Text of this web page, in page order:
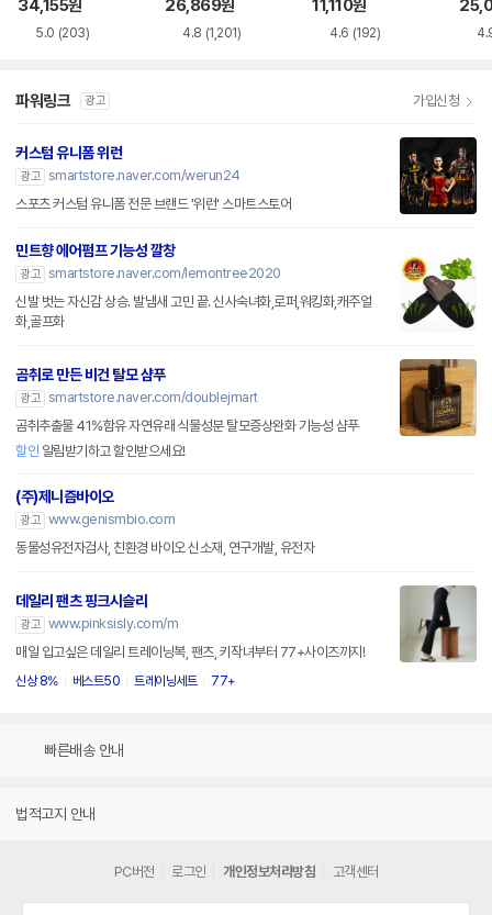
쇼츠 IF2039-010
34,155원
5.0 (203)
858-010
26,869원
4.8 (1,201)
11,110원
4.6 (192)
파워링크 광고 가입신청
커스텀 유니폼 위런
광고 smartstore.naver.com/werun24
스포츠 커스텀 유니폼 전문 브랜드 '위런' 스마트스토어
민트향 에어펌프 기능성 깔창
광고 smartstore.naver.com/lemontree2020
신발 벗는 자신감 상승. 발냄새 고민 끝. 신사숙녀화,로퍼,워킹화,캐주얼
화,골프화
곰취로 만든 비건 탈모 샴푸
광고 smartstore.naver.com/doublejmart
곰취추출물 41%함유 자연유래 식물성분 탈모증상완화 기능성 샴푸
할인 알림받기하고 할인받으세요!
(주)제니즘바이오
광고 www.genismbio.com
동물성유전자검사, 친환경 바이오 신소재, 연구개발, 유전자
데일리 팬츠 핑크시슬리
광고 www.pinksisly.com/m
매일 입고싶은 데일리 트레이닝복, 팬츠, 키작녀부터 77+사이즈까지!
신상 8% 베스트50 트레이닝세트 77+
빠른배송 안내
법적고지 안내
PC버전 로그인 개인정보처리방침 고객센터